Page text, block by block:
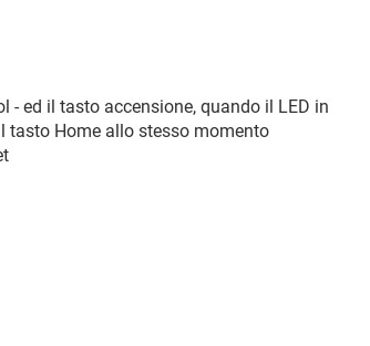
ed il tasto accensione, quando il LED in
tasto Home allo stesso momento